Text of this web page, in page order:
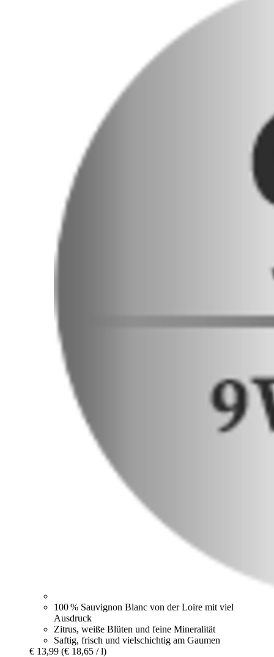
100 % Sauvignon Blanc von der Loire mit viel
Ausdruck
Zitrus, weiße Blüten und feine Mineralität
Saftig, frisch und vielschichtig am Gaumen
€ 13,99 (€ 18,65 / l)